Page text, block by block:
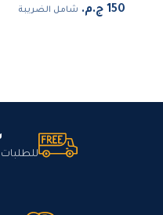
شامل الضريبة
للطلبات بقيمة